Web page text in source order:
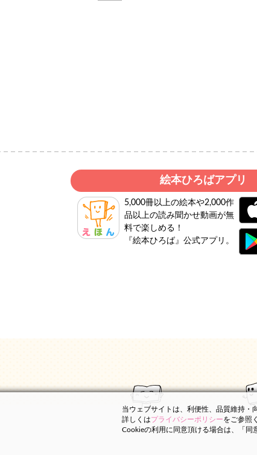
絵本ひろばアプリ
5,000冊以上の絵本や2,000作
品以上の読み聞かせ動画が無
料で楽しめる！
『絵本ひろば』公式アプリ。
当ウェブサイトは、利便性、品質維持・
詳しくはプライバシーポリシーをご参照
Cookieの利用に同意頂ける場合は、「同